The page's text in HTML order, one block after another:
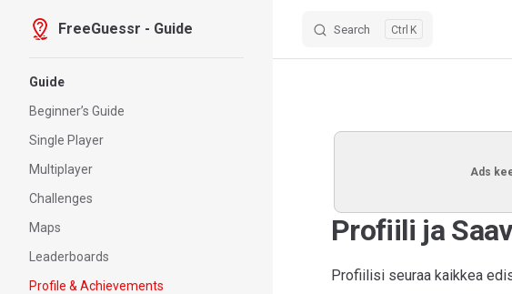
Skip to content
FreeGuessr - Guide Search K
Guide
Beginner’s Guide
Single Player
Multiplayer
Challenges
Maps
Leaderboards
Profile & Achievements
Ads
Profiili ja
Profiilisi seuraa kaikkea